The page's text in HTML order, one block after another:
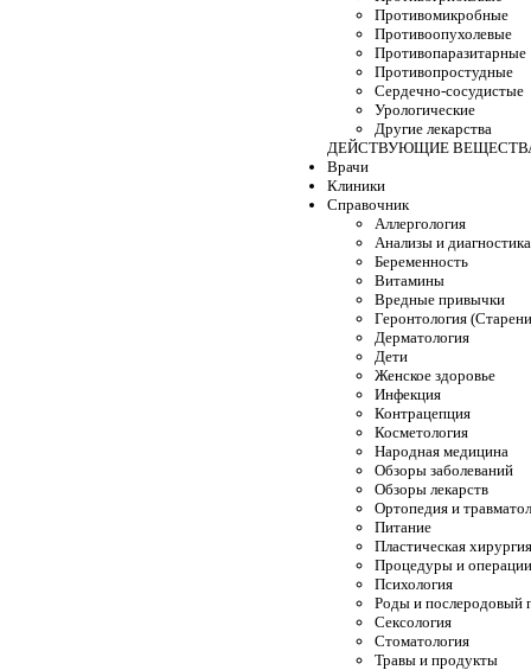
Противомикробные
Противоопухолевые
Противопаразитарные
Противопростудные
Сердечно-сосудистые
Урологические
Другие лекарства
ДЕЙСТВУЮЩИЕ
Врачи
Клиники
Справочник
Аллергология
Анализы и диагностика
Беременность
Витамины
Вредные привычки
Геронтология
Дерматология
Дети
Женское здоровье
Инфекция
Контрацепция
Косметология
Народная медицина
Обзоры заболеваний
Обзоры лекарств
Ортопедия и
Питание
Пластическая хирургия
Процедуры и операции
Психология
Роды и послеродовый
Сексология
Стоматология
Травы и продукты